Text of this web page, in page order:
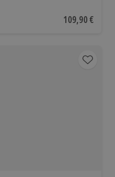
auf 48 Bewertungen
Aktueller Preis
109,90 €